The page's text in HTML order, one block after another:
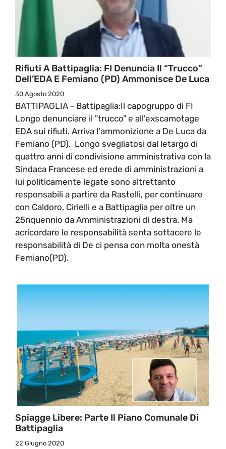
Rifiuti A Battipaglia: FI Denuncia Il “trucco”
Dell’EDA E Femiano (PD) Ammonisce De Luca
30 Agosto 2020
BATTIPAGLIA - Battipaglia:Il capogruppo di FI
Longo denunciare il "trucco" e all'exscamotage
EDA sui rifiuti. Arriva l'ammonizione a De Luca da
Femiano (PD). Longo svegliatosi dal letargo di
quattro anni di condivisione amministrativa con la
Sindaca Francese ed erede di amministrazioni a
lui politicamente legate sono altrettanto
responsabili a partire da Rastelli, per continuare
con Caldoro, Cirielli e a Battipaglia per oltre un
25nquennio da Amministrazioni di destra. Ma
acricordare le responsabilità senta sottacere le
responsabilità di De ci pensa con molta onestà
Femiano(PD).
Spiagge Libere: Parte Il Piano Comunale Di
Battipaglia
22 Giugno 2020